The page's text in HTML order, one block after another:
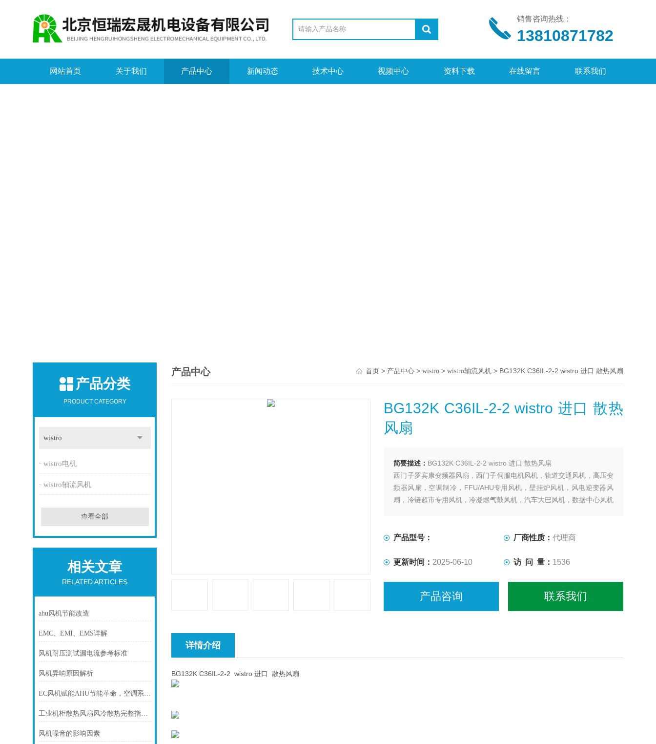
销售咨询热线：
13810871782
网站首页 关于我们 产品中心 新闻动态 技术中心 视频中心 资料下载 在线留言 联系我们
产品分类
PRODUCT CATEGORY
wistro
wistro电机
wistro轴流风机
查看全部
相关文章
RELATED ARTICLES
ahu风机节能改造
EMC、EMI、EMS详解
风机耐压测试漏电流参考标准
风机异响原因解析
EC风机赋能AHU节能革命，空调系统节能新方案
工业机柜散热风扇风冷散热完整指南：风扇选型、风道布局与温升核算方法
风机噪音的影响因素
产品中心 首页> 产品中心> wistro> wistro轴流风机> BG132K C36IL-2-2 wistro 进口 散热风扇
BG132K C36IL-2-2 wistro 进口 散热
风扇
简要描述： BG132K C36IL-2-2 wistro 进口 散热风扇
西门子罗宾康变频器风扇，西门子伺服电机风机，轨道交通风机，高压变
频器风扇，空调制冷，FFU/AHU专用风机，壁挂炉风机，风电逆变器风
扇，冷链超市专用风机，冷凝燃气鼓风机，汽车大巴风机，数据中心风机
产品型号： 厂商性质： 代理商
更新时间： 2025-06-10 访 问 量： 1536
产品咨询 联系我们
详情介绍
BG132K C36IL-2-2 wistro 进口 散热风扇